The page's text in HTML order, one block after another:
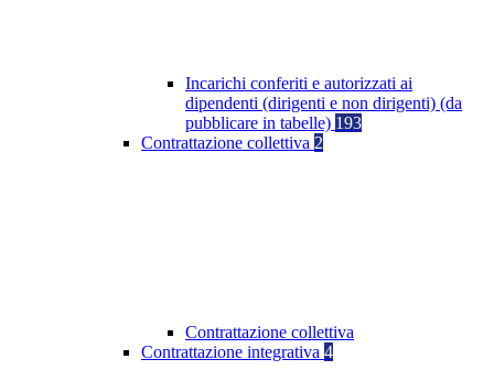
Incarichi conferiti e autorizzati ai
dipendenti (dirigenti e non dirigenti) (da
pubblicare in tabelle) 193
Contrattazione collettiva 2
Contrattazione collettiva
Contrattazione integrativa 4